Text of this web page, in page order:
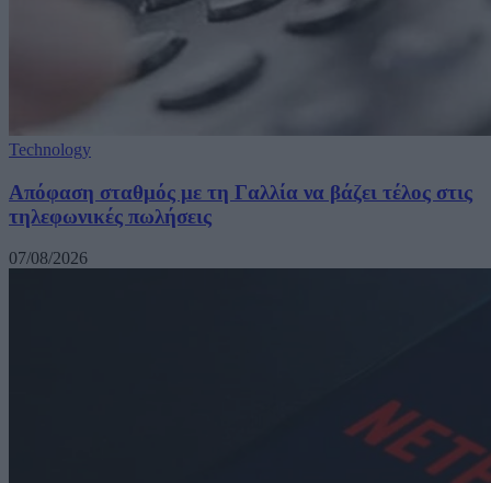
Technology
Απόφαση σταθμός με τη Γαλλία να βάζει τέλος στις
τηλεφωνικές πωλήσεις
07/08/2026